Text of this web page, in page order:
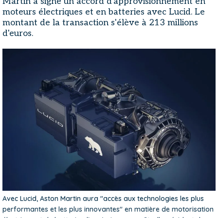
moteurs électriques et en batteries avec Lucid. Le
montant de la transaction s'élève à 213 millions
d'euros.
Avec Lucid, Aston Martin aura "accès aux technologies les plus
performantes et les plus innovantes" en matière de motorisation